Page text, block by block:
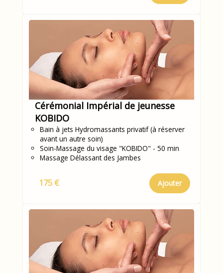
Cérémonial Impérial de jeunesse
KOBIDO
Bain à jets Hydromassants privatif (à réserver
avant un autre soin)
Soin-Massage du visage "KOBIDO" - 50 min
Massage Délassant des Jambes
175 € Ajouter